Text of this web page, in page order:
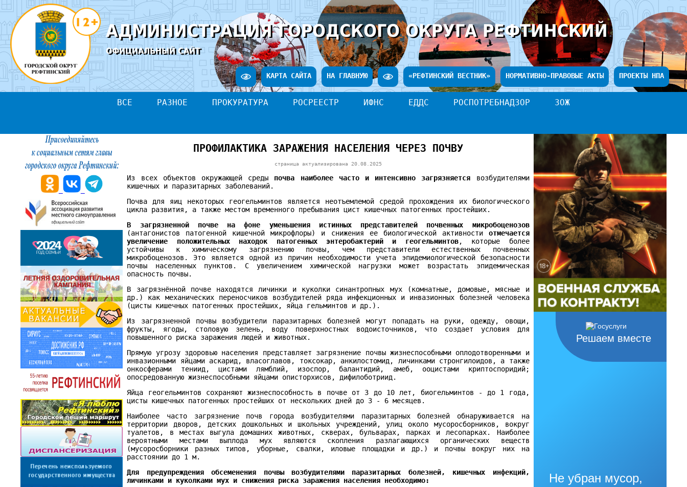
АДМИНИСТРАЦИЯ ГОРОДСКОГО ОКРУГА РЕФТИНСКИЙ
ОФИЦИАЛЬНЫЙ САЙТ
КАРТА САЙТА НА ГЛАВНУЮ «РЕФТИНСКИЙ ВЕСТНИК» НОРМАТИВНО-ПРАВОВЫЕ АКТЫ ПРОЕКТЫ НПА
ВСЕ РАЗНОЕ ПРОКУРАТУРА РОСРЕЕСТР ИФНС ЕДДС РОСПОТРЕБНАДЗОР ЗОЖ
Решаем вместе
Не убран мусор,
ПРОФИЛАКТИКА ЗАРАЖЕНИЯ НАСЕЛЕНИЯ ЧЕРЕЗ ПОЧВУ
страница актуализирована 20.08.2025
Из всех объектов окружающей среды почва наиболее часто и интенсивно загрязняется возбудителями
кишечных и паразитарных заболеваний.
Почва для яиц некоторых геогельминтов является неотъемлемой средой прохождения их биологического
цикла развития, а также местом временного пребывания цист кишечных патогенных простейших.
В загрязненной почве на фоне уменьшения истинных представителей почвенных микробоценозов
(антагонистов патогенной кишечной микрофлоры) и снижения ее биологической активности отмечается
увеличение положительных находок патогенных энтеробактерий и геогельминтов, которые более
устойчивы к химическому загрязнению почвы, чем представители естественных почвенных
микробоценозов. Это является одной из причин необходимости учета эпидемиологической безопасности
почвы населенных пунктов. С увеличением химической нагрузки может возрастать эпидемическая
опасность почвы.
В загрязнённой почве находятся личинки и куколки синантропных мух (комнатные, домовые, мясные и
др.) как механических переносчиков возбудителей ряда инфекционных и инвазионных болезней человека
(цисты кишечных патогенных простейших, яйца гельминтов и др.).
Из загрязненной почвы возбудители паразитарных болезней могут попадать на руки, одежду, овощи,
фрукты, ягоды, столовую зелень, воду поверхностных водоисточников, что создает условия для
повышенного риска заражения людей и животных.
Прямую угрозу здоровью населения представляет загрязнение почвы жизнеспособными оплодотворенными и
инвазионными яйцами аскарид, власоглавов, токсокар, анкилостомид, личинками стронгилоидов, а также
онкосферами тениид, цистами лямблий, изоспор, балантидий, амеб, ооцистами криптоспоридий;
опосредованную жизнеспособными яйцами описторхисов, дифилоботриид.
Яйца геогельминтов сохраняют жизнеспособность в почве от 3 до 10 лет, биогельминтов - до 1 года,
цисты кишечных патогенных простейших от нескольких дней до 3 - 6 месяцев.
Наиболее часто загрязнение почв города возбудителями паразитарных болезней обнаруживается на
территории дворов, детских дошкольных и школьных учреждений, улиц около мусоросборников, вокруг
туалетов, в местах выгула домашних животных, скверах, бульварах, парках и лесопарках. Наиболее
вероятными местами выплода мух являются скопления разлагающихся органических веществ
(мусоросборники разных типов, уборные, свалки, иловые площадки и др.) и почвы вокруг них на
расстоянии до 1 м.
Для предупреждения обсеменения почвы возбудителями паразитарных болезней, кишечных инфекций,
личинками и куколками мух и снижения риска заражения населения необходимо: